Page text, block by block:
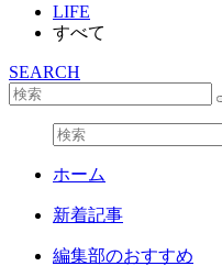
LIFE
すべて
SEARCH
ホーム
新着記事
編集部のおすすめ